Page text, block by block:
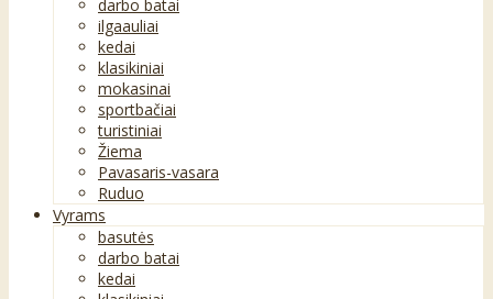
darbo batai
ilgaauliai
kedai
klasikiniai
mokasinai
sportbačiai
turistiniai
Žiema
Pavasaris-vasara
Ruduo
Vyrams
basutės
darbo batai
kedai